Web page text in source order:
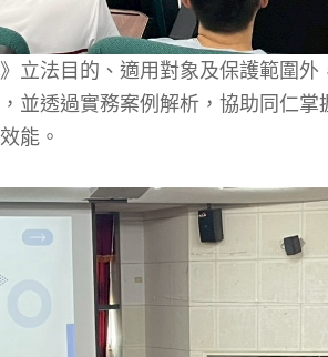
立法目的、適用對象及保護範圍外
並透過實務案例解析，協助同仁
能。